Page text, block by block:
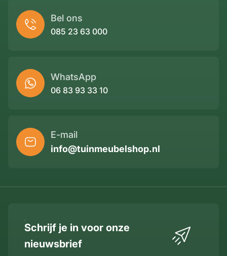
Bel ons
085 23 63 000
WhatsApp
06 83 93 33 10
E-mail
info@tuinmeubelshop.nl
Schrijf je in voor onze
nieuwsbrief